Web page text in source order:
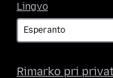
Lingvo
Rimarko pri